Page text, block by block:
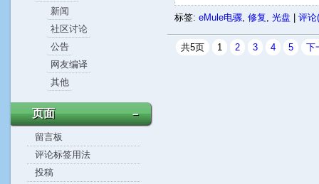
标签:eMule电骡 ,修复 ,光盘 | 评论
共5页 1 2 3 4 5 下
新闻
社区讨论
公告
网友编译
其他
页面 －
留言板
评论标签用法
投稿